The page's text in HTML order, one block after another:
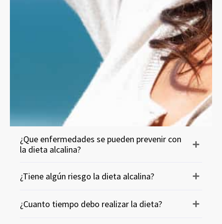
¿Que enfermedades se pueden prevenir con
la dieta alcalina?
¿Tiene algún riesgo la dieta alcalina?
¿Cuanto tiempo debo realizar la dieta?